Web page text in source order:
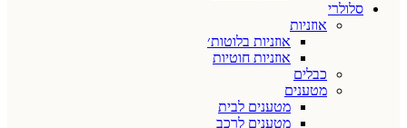
סלולרי
אוזניות
אוזניות בלוטות׳
אוזניות חוטיות
כבלים
מטענים
מטענים לבית
מטענים לרכב